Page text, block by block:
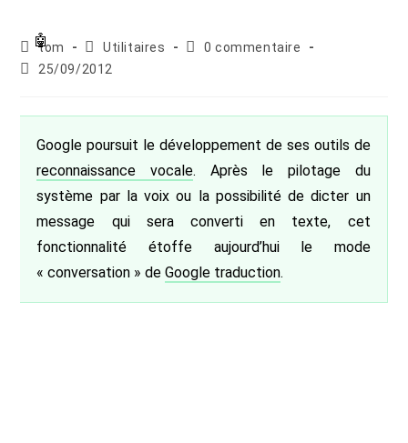
Auteur/autrice
de
tom
Post
category:
Utilitaires
Commentaires
0 commentaire
Publication
25/09/2012
Google poursuit le développement de ses outils de
reconnaissance vocale. Après le pilotage du
système par la voix ou la possibilité de dicter un
message qui sera converti en texte, cet
fonctionnalité étoffe aujourd’hui le mode
« conversation » deGoogle traduction.